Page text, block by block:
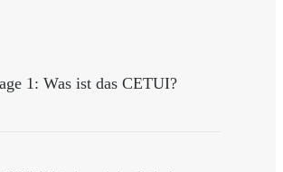
1: Was ist das CETUI?